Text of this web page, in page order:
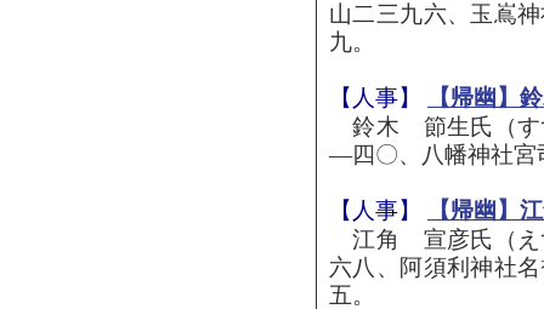
山二三九六、玉嶌
九。
【人事】
【帰幽】
鈴木 節生氏（す
―四〇、八幡神社宮
【人事】
【帰幽】
江角 宣彦氏（え
六八、阿須利神社
五。